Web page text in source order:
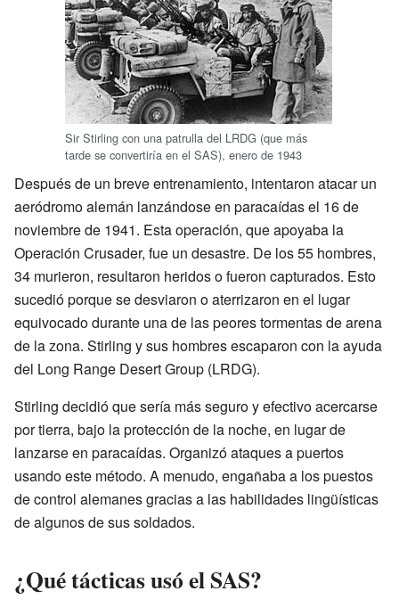
Sir Stirling con una patrulla del LRDG (que más
tarde se convertiría en el SAS), enero de 1943
Después de un breve entrenamiento, intentaron atacar un
aeródromo alemán lanzándose en paracaídas el 16 de
noviembre de 1941. Esta operación, que apoyaba la
Operación Crusader, fue un desastre. De los 55 hombres,
34 murieron, resultaron heridos o fueron capturados. Esto
sucedió porque se desviaron o aterrizaron en el lugar
equivocado durante una de las peores tormentas de arena
de la zona. Stirling y sus hombres escaparon con la ayuda
del Long Range Desert Group (LRDG).
Stirling decidió que sería más seguro y efectivo acercarse
por tierra, bajo la protección de la noche, en lugar de
lanzarse en paracaídas. Organizó ataques a puertos
usando este método. A menudo, engañaba a los puestos
de control alemanes gracias a las habilidades lingüísticas
de algunos de sus soldados.
¿Qué tácticas usó el SAS?